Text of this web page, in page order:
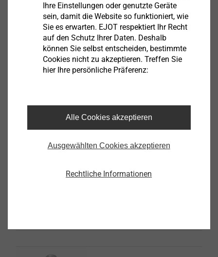
Produkt anzeigen
JT3-ST-2-6,0
Ihre Einstellungen oder genutzte Geräte
sein, damit die Website so funktioniert, wie
Sie es erwarten. EJOT respektiert Ihr Recht
auf den Schutz Ihrer Daten. Deshalb
können Sie selbst entscheiden, bestimmte
Cookies nicht zu akzeptieren. Treffen Sie
hier Ihre persönliche Präferenz:
Alle Cookies akzeptieren
Ausgewählten Cookies akzeptieren
Rechtliche Informationen